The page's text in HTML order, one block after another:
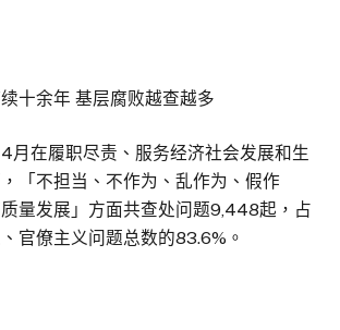
十余年 基层腐败越查越多
月在履职尽责、服务经济社会发展和生
「不担当、不作为、乱作为、假作
量发展」方面共查处问题9,448起，占
官僚主义问题总数的83.6%。